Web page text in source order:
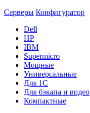
Серверы Конфигуратор
Dell
HP
IBM
Supermicro
Мощные
Универсальные
Для 1С
Для бэкапа и видео
Компактные